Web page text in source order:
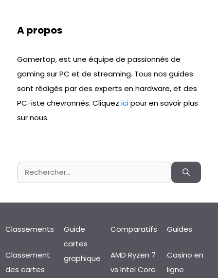
A propos
Gamertop, est une équipe de passionnés de
gaming sur PC et de streaming. Tous nos guides
sont rédigés par des experts en hardware, et des
PC-iste chevronnés. Cliquez icipour en savoir plus
sur nous.
Rechercher :
Classements
Classement
des cartes
Guide
cartes
graphique
Comparatifs
AMD Ryzen 7
vs Intel Core
Guides
Casino en
ligne